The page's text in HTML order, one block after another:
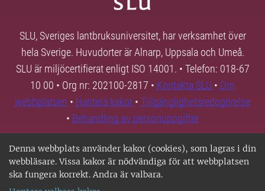
Denna webbplats använder kakor (cookies), som lagras i din
webbläsare. Vissa kakor är nödvändiga för att webbplatsen
ska fungera korrekt. Andra är valbara.
SLU, Sveriges lantbruksuniversitet, har verksamhet över
hela Sverige. Huvudorter är Alnarp, Uppsala och Umeå.
SLU är miljöcertifierat enligt ISO 14001. • Telefon: 018-67
10 00 • Org nr: 202100-2817 • Kontakta SLU • Om
webbplatsen • Hantera kakor • Tillgänglighetsredogörelse
• Behandling av personuppgifter